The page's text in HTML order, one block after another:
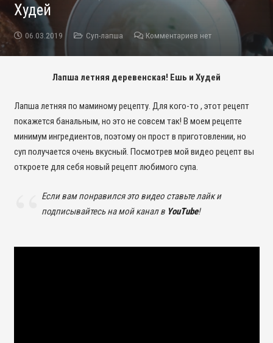
❅
Худей
06.03.2019 Суп-лапша Комментариев нет
Лапша летняя деревенская! Ешь и Худей
Лапша летняя по маминому рецепту. Для кого-то , этот рецепт
покажется банальным, но это не совсем так! В моем рецепте
минимум ингредиентов, поэтому он прост в приготовлении, но
суп получается очень вкусный. Посмотрев мой видео рецепт вы
откроете для себя новый рецепт любимого супа.
Если вам понравился это видео ставьте лайк и
подписывайтесь на мой канал в YouTube!